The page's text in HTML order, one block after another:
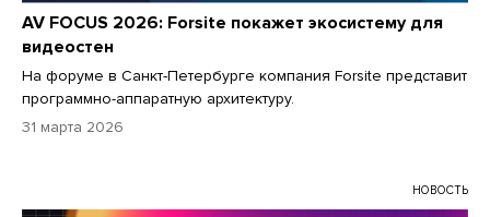
AV FOCUS 2026: Forsite покажет экосистему для
видеостен
На форуме в Санкт-Петербурге компания Forsite представит
программно-аппаратную архитектуру.
31 марта 2026
НОВОСТЬ